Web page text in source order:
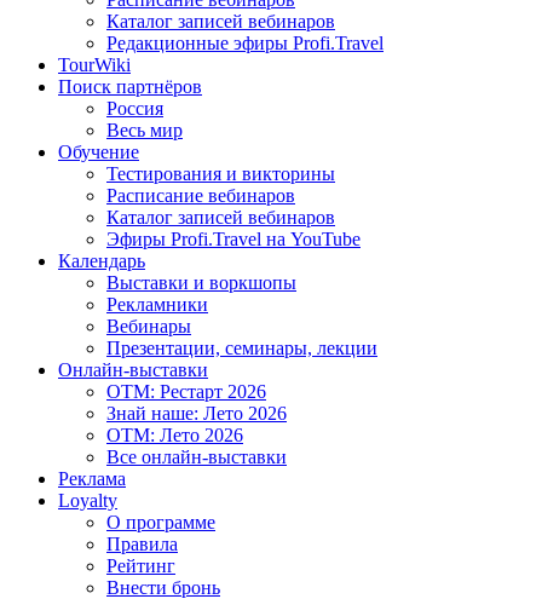
Каталог записей вебинаров
Редакционные эфиры Profi.Travel
TourWiki
Поиск партнёров
Россия
Весь мир
Обучение
Тестирования и викторины
Расписание вебинаров
Каталог записей вебинаров
Эфиры Profi.Travel на YouTube
Календарь
Выставки и воркшопы
Рекламники
Вебинары
Презентации, семинары, лекции
Онлайн-выставки
OTM: Рестарт 2026
Знай наше: Лето 2026
OTM: Лето 2026
Все онлайн-выставки
Реклама
Loyalty
О программе
Правила
Рейтинг
Внести бронь